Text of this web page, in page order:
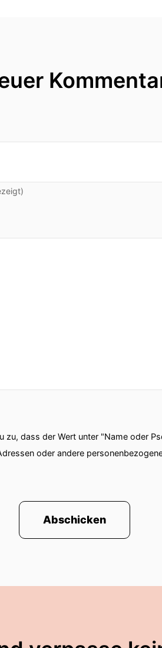
zu, dass der Wert unter "Name oder
oder andere
Abschicken